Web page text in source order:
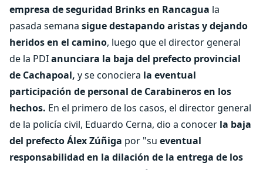
empresa de seguridad Brinks en Rancagua la
pasada semana sigue destapando aristas y dejando
heridos en el camino, luego que el director general
de la PDIanunciara la baja del prefecto provincial
de Cachapoal, y se conociera la eventual
participación de personal de Carabineros en los
hechos. En el primero de los casos, el director general
de la policía civil, Eduardo Cerna, dio a conocer la baja
del prefecto Álex Zúñiga por "su eventual
responsabilidad en la dilación de la entrega de los